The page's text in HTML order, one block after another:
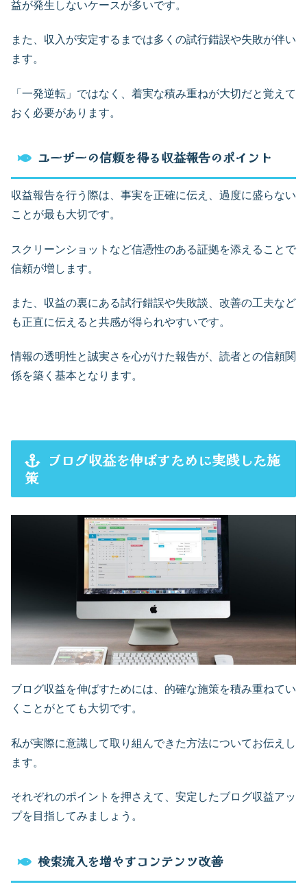
益が発生しないケースが多いです。
また、収入が安定するまでは多くの試行錯誤や失敗が伴い
ます。
「一発逆転」ではなく、着実な積み重ねが大切だと覚えて
おく必要があります。
ユーザーの信頼を得る収益報告のポイント
収益報告を行う際は、事実を正確に伝え、過度に盛らない
ことが最も大切です。
スクリーンショットなど信憑性のある証拠を添えることで
信頼が増します。
また、収益の裏にある試行錯誤や失敗談、改善の工夫など
も正直に伝えると共感が得られやすいです。
情報の透明性と誠実さを心がけた報告が、読者との信頼関
係を築く基本となります。
ブログ収益を伸ばすために実践した施
策
ブログ収益を伸ばすためには、的確な施策を積み重ねてい
くことがとても大切です。
私が実際に意識して取り組んできた方法についてお伝えし
ます。
それぞれのポイントを押さえて、安定したブログ収益アッ
プを目指してみましょう。
検索流入を増やすコンテンツ改善